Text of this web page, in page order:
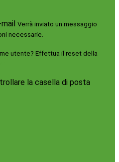
mail
Verrà inviato un messaggio
necessarie.
utente? Effettua il reset della
la casella di posta